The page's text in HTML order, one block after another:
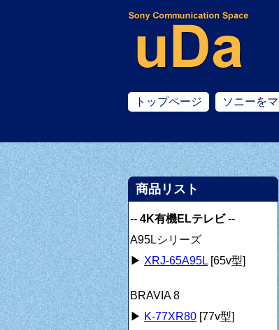
トップページ ソニーを
商品リスト
--4K有機ELテレビ--
A95Lシリーズ
▶ XRJ-65A95L [65v型]
BRAVIA 8
▶ K-77XR80 [77v型]